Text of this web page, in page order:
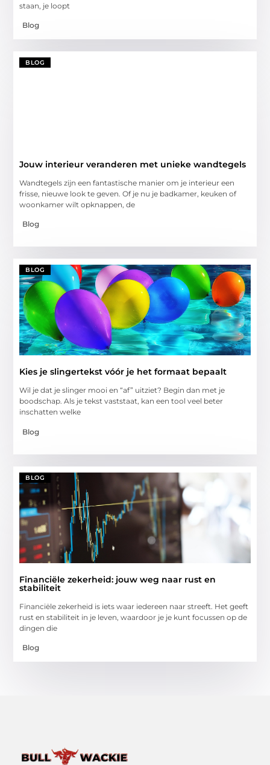
staan, je loopt
Blog
BLOG
Jouw interieur veranderen met unieke wandtegels
Wandtegels zijn een fantastische manier om je interieur een
frisse, nieuwe look te geven. Of je nu je badkamer, keuken of
woonkamer wilt opknappen, de
Blog
BLOG
Kies je slingertekst vóór je het formaat bepaalt
Wil je dat je slinger mooi en “af” uitziet? Begin dan met je
boodschap. Als je tekst vaststaat, kan een tool veel beter
inschatten welke
Blog
BLOG
Financiële zekerheid: jouw weg naar rust en
stabiliteit
Financiële zekerheid is iets waar iedereen naar streeft. Het geeft
rust en stabiliteit in je leven, waardoor je je kunt focussen op de
dingen die
Blog